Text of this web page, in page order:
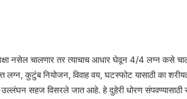
नसेल चालणार तर त्याचाच आधार घेवून 4/4 लग्न कसे
कुटुंब नियोजन, विवाह वय, घटस्फोट यासाठी का
उल्लंघन सहज विसरले जात आहे. हे दुहेरी धोरण संपवण्यासाठी